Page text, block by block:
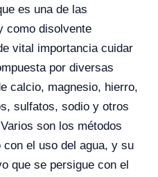
es una de las
como disolvente
vital importancia cuidar
por diversas
calcio, magnesio, hierro,
sulfatos, sodio y otros
son los métodos
el uso del agua, y su
que se persigue con el